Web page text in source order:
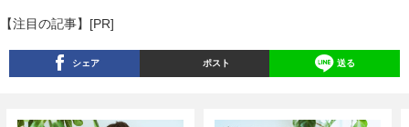
【注目の記事】[PR]
シェア ポスト 送る